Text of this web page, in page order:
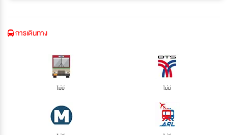
การเดินทาง
ไม่มี ไม่มี